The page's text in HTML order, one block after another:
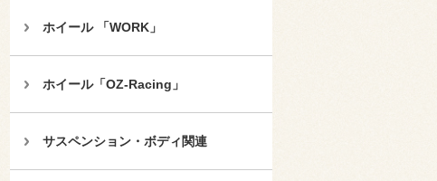
ホイール 「WORK」
ホイール「OZ-Racing」
サスペンション・ボディ関連